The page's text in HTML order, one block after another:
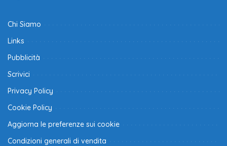
Chi Siamo
Links
Pubblicità
Scrivici
Privacy Policy
Cookie Policy
Aggiorna le preferenze sui cookie
Condizioni generali di vendita